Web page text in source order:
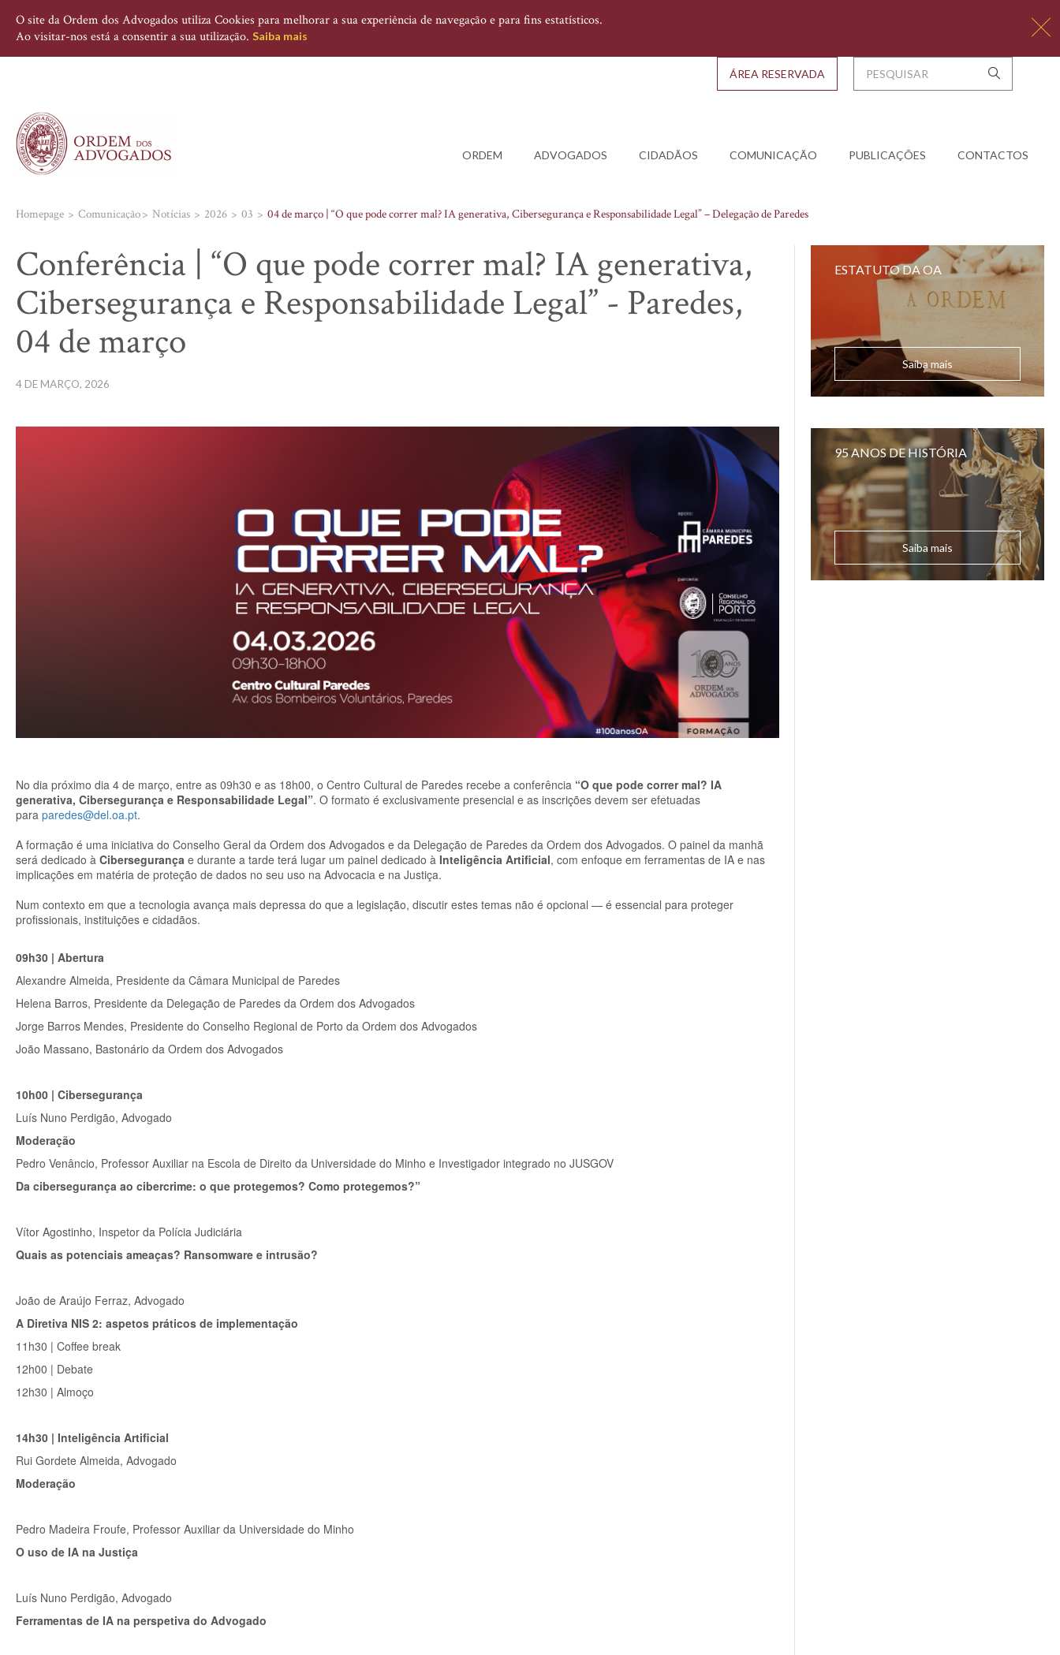
O site da Ordem dos Advogados utiliza Cookies para melhorar a sua experiência de navegação e para fins estatísticos.
Ao visitar-nos está a consentir a sua utilização. Saiba mais
ORDEM ADVOGADOS CIDADÃOS COMUNICAÇÃO PUBLICAÇÕES CONTACTOS
ÁREA RESERVADA
Homepage Comunicação Notícias 2026 03 04 de março | “O que pode correr mal? IA generativa, Cibersegurança e Responsabilidade Legal” – Delegação de Paredes
Conferência | “O que pode correr mal? IA generativa,
Cibersegurança e Responsabilidade Legal” - Paredes,
04 de março
4 DE MARÇO, 2026
No dia próximo dia 4 de março, entre as 09h30 e as 18h00, o Centro Cultural de Paredes recebe a conferência “O que pode correr mal? IA
generativa, Cibersegurança e Responsabilidade Legal”. O formato é exclusivamente presencial e as inscrições devem ser efetuadas
para paredes@del.oa.pt.
A formação é uma iniciativa do Conselho Geral da Ordem dos Advogados e da Delegação de Paredes da Ordem dos Advogados. O painel da manhã
será dedicado à Cibersegurança e durante a tarde terá lugar um painel dedicado à Inteligência Artificial, com enfoque em ferramentas de IA e nas
implicações em matéria de proteção de dados no seu uso na Advocacia e na Justiça.
Num contexto em que a tecnologia avança mais depressa do que a legislação, discutir estes temas não é opcional — é essencial para proteger
profissionais, instituições e cidadãos.
09h30 | Abertura
Alexandre Almeida, Presidente da Câmara Municipal de Paredes
Helena Barros, Presidente da Delegação de Paredes da Ordem dos Advogados
Jorge Barros Mendes, Presidente do Conselho Regional de Porto da Ordem dos Advogados
João Massano, Bastonário da Ordem dos Advogados
10h00 | Cibersegurança
Luís Nuno Perdigão, Advogado
Moderação
Pedro Venâncio, Professor Auxiliar na Escola de Direito da Universidade do Minho e Investigador integrado no JUSGOV
Da cibersegurança ao cibercrime: o que protegemos? Como protegemos?”
Vítor Agostinho, Inspetor da Polícia Judiciária
Quais as potenciais ameaças? Ransomware e intrusão?
João de Araújo Ferraz, Advogado
A Diretiva NIS 2: aspetos práticos de implementação
11h30 | Coffee break
12h00 | Debate
12h30 | Almoço
14h30 | Inteligência Artificial
Rui Gordete Almeida, Advogado
Moderação
Pedro Madeira Froufe, Professor Auxiliar da Universidade do Minho
O uso de IA na Justiça
Luís Nuno Perdigão, Advogado
Ferramentas de IA na perspetiva do Advogado
ESTATUTO DA OA
Saiba mais
95 ANOS DE HISTÓRIA
Saiba mais